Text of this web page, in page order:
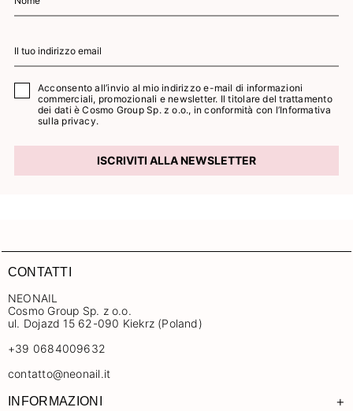
Acconsento all’invio al mio indirizzo e-mail di informazioni
commerciali, promozionali e newsletter. Il titolare del trattamento
dei dati è Cosmo Group Sp. z o.o., in conformità con l’Informativa
sulla privacy.
ISCRIVITI ALLA NEWSLETTER
CONTATTI
NEONAIL
Cosmo Group Sp. z o.o.
ul. Dojazd 15 62-090 Kiekrz (Poland)
+39 0684009632
contatto@neonail.it
INFORMAZIONI +